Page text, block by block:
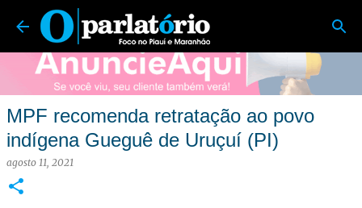
Pular para o conteúdo principal
O Parlatório | Foco no Piauí e Maranhão
MPF recomenda retratação ao povo
indígena Gueguê de Uruçuí (PI)
agosto 11, 2021